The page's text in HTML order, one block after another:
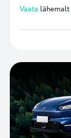
Vaata lähemalt